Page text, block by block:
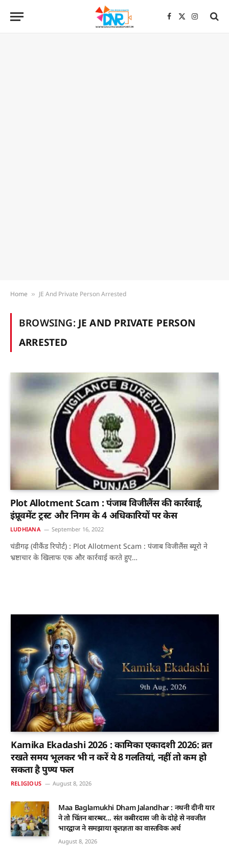
Facebook
X
Home » JE And Private Person Arrested
BROWSING: JE AND PRIVATE PERSON
ARRESTED
Plot Allotment Scam : पंजाब विजीलैंस की कार्रवाई,
इंप्रूवमेंट ट्रस्ट और निगम के 4 अधिकारियों पर केस
LUDHIANA September 16, 2022
चंडीगढ़ (वीकैंड रिपोर्ट) : Plot Allotment Scam : पंजाब विजीलैंस ब्यूरो ने
भ्रष्टाचार के खिलाफ एक और कार्रवाई करते हुए…
Kamika Ekadashi 2026 : कामिका एकादशी 2026: व्रत
रखते समय भूलकर भी न करें ये 8 गलतियां, नहीं तो कम हो
सकता है पुण्य फल
RELIGIOUS August 8, 2026
Maa Baglamukhi Dham Jalandhar : नथनी दीनी यार
ने तो चिंतन बारम्बर… संत कबीरदास जी के दोहे से नवजीत
भारद्वाज ने समझाया कृतज्ञता का वास्तविक अर्थ
August 8, 2026